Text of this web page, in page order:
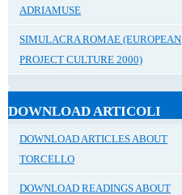
ADRIAMUSE
SIMULACRA ROMAE (EUROPEAN
PROJECT CULTURE 2000)
DOWNLOAD ARTICOLI
DOWNLOAD ARTICLES ABOUT
TORCELLO
DOWNLOAD READINGS ABOUT